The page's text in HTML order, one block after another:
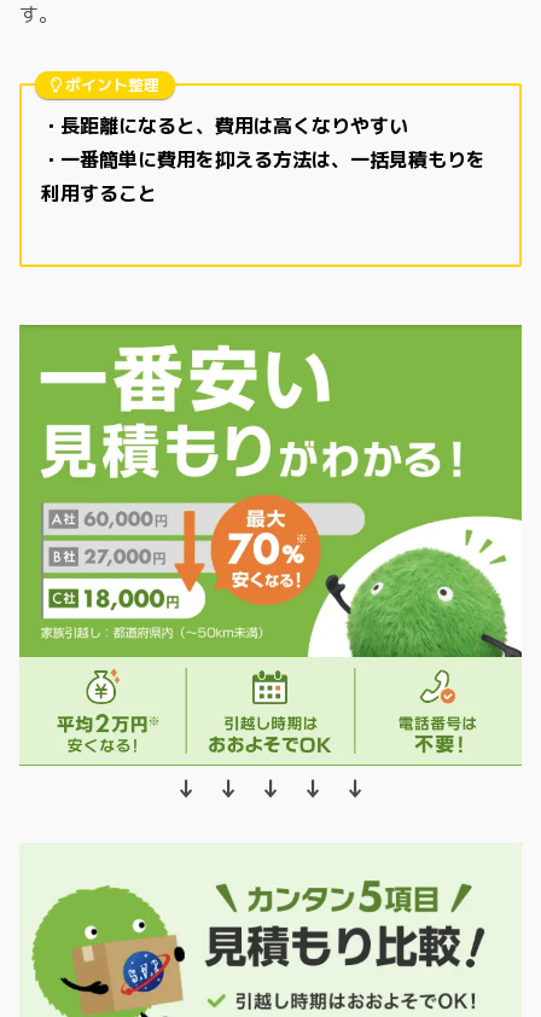
す。
ポイント整理
・長距離になると、費用は高くなりやすい
・一番簡単に費用を抑える方法は、一括見積もりを
利用すること
↓ ↓ ↓ ↓ ↓